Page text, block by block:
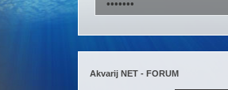
Akvarij NET - FORUM